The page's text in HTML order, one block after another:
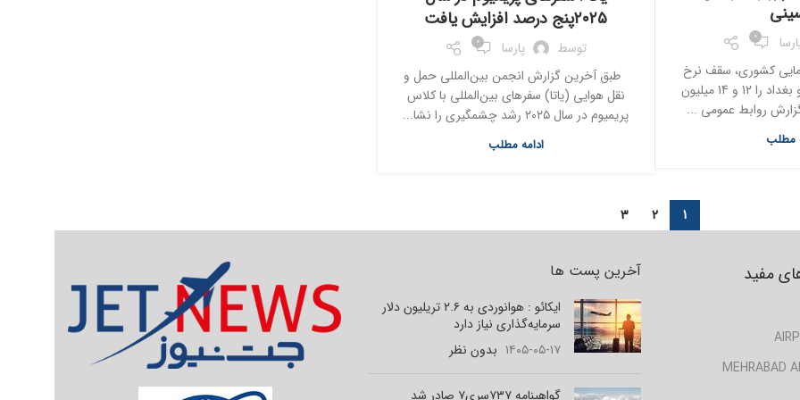
0
کشوری، سقف نرخ
بلیت پروازهای نجف و بغداد را 12 و 14 میلیون
روابط عمومی ...
مطلب
۲۰۲۵پنج درصد افزایش یافت
توسط پارسا 0
طبق آخرین گزارش انجمن بین‌المللی حمل و
نقل هوایی (یاتا) سفرهای بین‌المللی با کلاس
پریمیوم در سال ۲۰۲۵ رشد چشمگیری را نشا...
ادامه مطلب
1
2
3
آخرین پست ها
ایکائو : هوانوردی به ۲.۶ تریلیون دلار
سرمایه‌گذاری نیاز دارد
۱۴۰۵-۰۵-۱۷ بدون نظر
گواهینامه ۷۳۷سری۷ صادر شد
مفید
MEHRABAD